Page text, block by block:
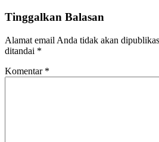
Tinggalkan Balasan
Alamat email Anda tidak akan
ditandai *
Komentar *